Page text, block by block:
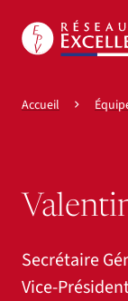
Accueil
Secrétaire
Vice-